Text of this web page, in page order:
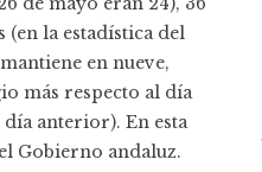
(en la estadística del
en nueve,
más respecto al día
día anterior). En esta
Gobierno andaluz.